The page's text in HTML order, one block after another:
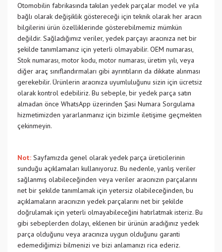
Otomobilin fabrikasında takılan yedek parçalar model ve yıla
bağlı olarak değişiklik göstereceği için teknik olarak her aracın
bilgilerini ürün özelliklerinde gösterebilmemiz mümkün
değildir. Sağladığımız veriler, yedek parçayı aracınıza net bir
şekilde tanımlamanız için yeterli olmayabilir. OEM numarası,
Stok numarası, motor kodu, motor numarası, üretim yılı, veya
diğer araç sınıflandırmaları gibi ayrıntıların da dikkate alınması
gerekebilir. Ürünlerin aracınıza uyumluluğunu sizin için ücretsiz
olarak kontrol edebiliriz. Bu sebeple, bir yedek parça satın
almadan önce WhatsApp üzerinden Şasi Numara Sorgulama
hizmetimizden yararlanmanız için bizimle iletişime geçmekten
çekinmeyin.
Not: Sayfamızda genel olarak yedek parça üreticilerinin
sunduğu açıklamaları kullanıyoruz. Bu nedenle, yanlış veriler
sağlanmış olabileceğinden veya veriler aracınızın parçalarını
net bir şekilde tanımlamak için yetersiz olabileceğinden, bu
açıklamaların aracınızın yedek parçalarını net bir şekilde
doğrulamak için yeterli olmayabileceğini hatırlatmak isteriz. Bu
gibi sebeplerden dolayı, eklenen bir ürünün aradığınız yedek
parça olduğunu veya aracınıza uygun olduğunu garanti
edemediğimizi bilmenizi ve bizi anlamanızı rica ederiz.